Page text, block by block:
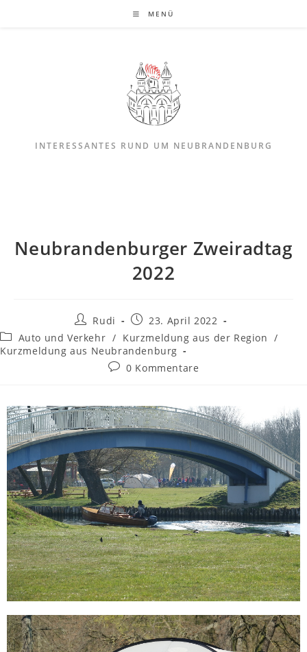
MENÜ
INTERESSANTES RUND UM NEUBRANDENBURG
Neubrandenburger Zweiradtag
2022
Rudi
23. April 2022
Auto und Verkehr / Kurzmeldung aus der Region /
Kurzmeldung aus Neubrandenburg
0 Kommentare